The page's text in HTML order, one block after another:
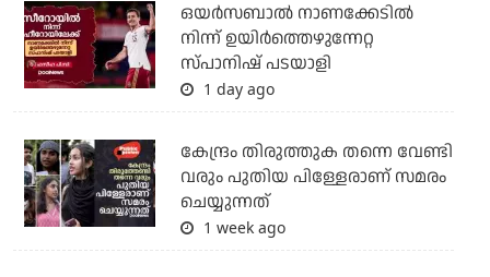
ഒയര്‍സബാൽ നാണക്കേടിൽ
നിന്ന് ഉയിർത്തെഴുന്നേറ്റ
സ്പാനിഷ് പടയാളി
1 day ago
കേന്ദ്രം തിരുത്തുക തന്നെ വേണ്ടി
വരും പുതിയ പിള്ളേരാണ് സമരം
ചെയ്യുന്നത്
1 week ago